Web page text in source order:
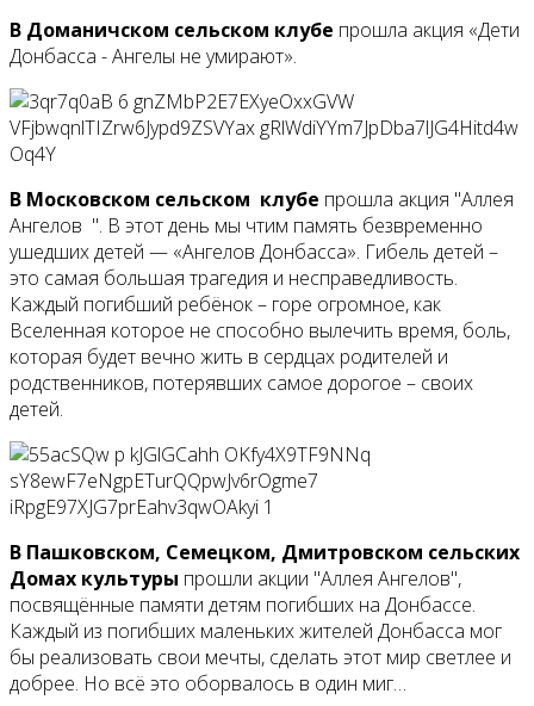
В Доманичском сельском клубе прошла акция «Дети
Донбасса - Ангелы не умирают».
В Московском сельском клубе прошла акция "Аллея
Ангелов ". В этот день мы чтим память безвременно
ушедших детей — «Ангелов Донбасса». Гибель детей –
это самая большая трагедия и несправедливость.
Каждый погибший ребёнок – горе огромное, как
Вселенная которое не способно вылечить время, боль,
которая будет вечно жить в сердцах родителей и
родственников, потерявших самое дорогое – своих
детей.
В Пашковском, Семецком, Дмитровском сельских
Домах культуры прошли акции "Аллея Ангелов",
посвящённые памяти детям погибших на Донбассе.
Каждый из погибших маленьких жителей Донбасса мог
бы реализовать свои мечты, сделать этот мир светлее и
добрее. Но всё это оборвалось в один миг…